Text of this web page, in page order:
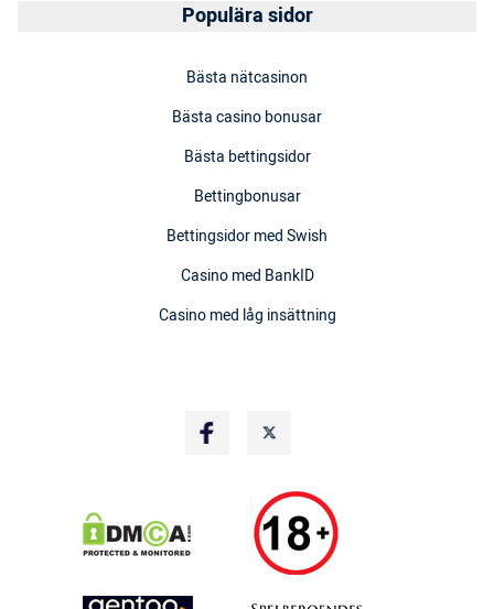
Populära sidor
Bästa nätcasinon
Bästa casino bonusar
Bästa bettingsidor
Bettingbonusar
Bettingsidor med Swish
Casino med BankID
Casino med låg insättning